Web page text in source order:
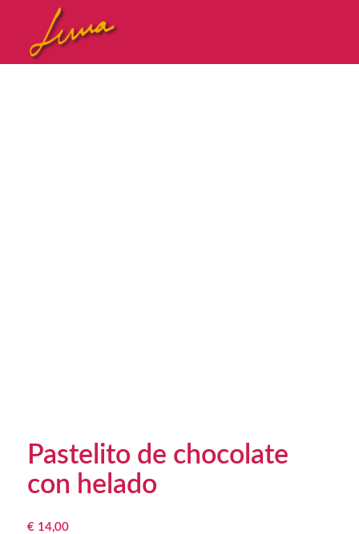
Pastelito de chocolate
con helado
€14,00